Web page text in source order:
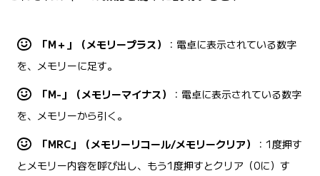
「M＋」（メモリープラス）
：電卓に表示されている数字
を、メモリーに足す。
「M-」（メモリーマイナス）
：電卓に表示されている数字
を、メモリーから引く。
「MRC」（メモリーリコール/メモリークリア）
：1度押す
とメモリー内容を呼び出し、もう1度押すとクリア（0に）す